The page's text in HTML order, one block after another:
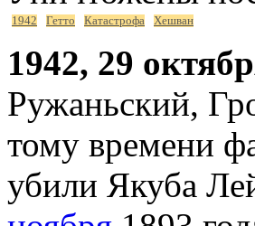
1942 Гетто Катастрофа Хешван
1942, 29
Ружаньский,
тому времени
убили Якуба